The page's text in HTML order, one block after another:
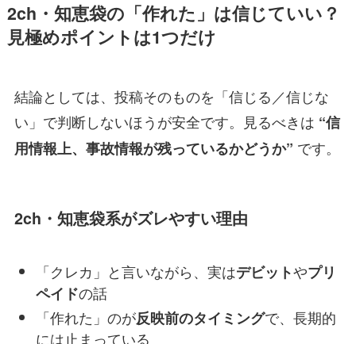
2ch・知恵袋の「作れた」は信じていい？
見極めポイントは1つだけ
結論としては、投稿そのものを「信じる／信じな
い」で判断しないほうが安全です。見るべきは “信
用情報上、事故情報が残っているかどうか” です。
2ch・知恵袋系がズレやすい理由
「クレカ」と言いながら、実はデビットやプリ
ペイドの話
「作れた」のが反映前のタイミングで、長期的
には止まっている